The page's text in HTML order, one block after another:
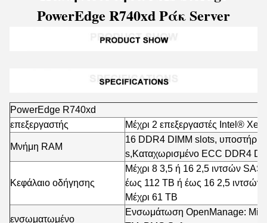
PowerEdge R740xd Ράκ Server
PowerEdge R740xd
επεξεργαστής
Μέχρι 2 επεξεργαστές Intel®
Μνήμη RAM
16 DDR4 DIMM slots,
s,Καταχωρισμένο ECC DDR4
Κεφάλαιο οδήγησης
Μέχρι 8 3,5 ή 16 2,5 ιντσών
έως 112 TB ή έως 16 2,5 ιντσών
Μέχρι 61 TB
ενσωματωμένο
Ενσωμάτωση OpenManage: